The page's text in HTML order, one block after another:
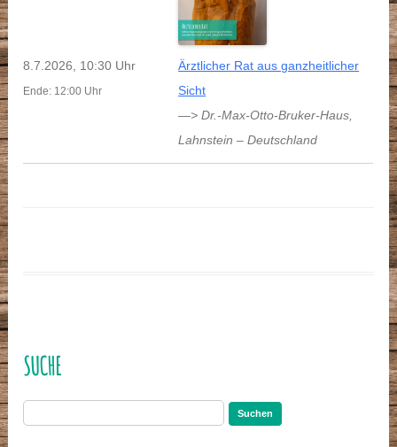
8.7.2026, 10:30 Uhr
Ende: 12:00 Uhr
Ärztlicher Rat aus ganzheitlicher
Sicht
—> Dr.-Max-Otto-Bruker-Haus,
Lahnstein –Deutschland
SUCHE
nach: